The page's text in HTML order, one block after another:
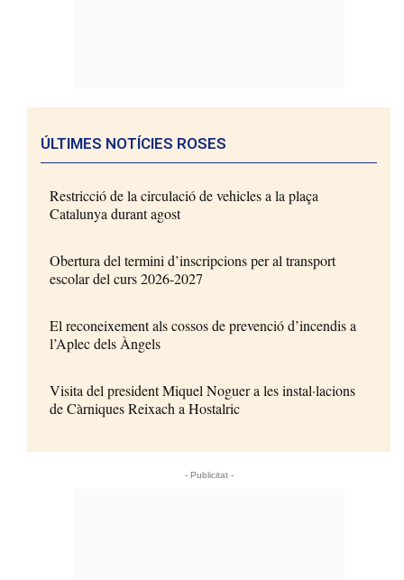
ÚLTIMES NOTÍCIES ROSES
Restricció de la circulació de vehicles a la plaça
Catalunya durant agost
Obertura del termini d’inscripcions per al transport
escolar del curs 2026-2027
El reconeixement als cossos de prevenció d’incendis a
l’Aplec dels Àngels
Visita del president Miquel Noguer a les instal·lacions
de Càrniques Reixach a Hostalric
- Publicitat -